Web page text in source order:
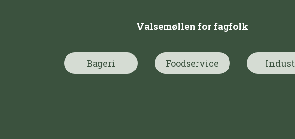
Valsemøllen for fagfolk
Bageri Foodservice